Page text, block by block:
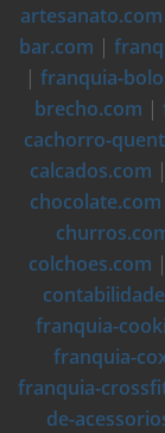
artesanato.com
bar.com |
| franquia-
brecho.com |
cachorro-
calcados.com |
chocolate.com
colchoes.com |
franquia-
franquia-
franquia-
de-